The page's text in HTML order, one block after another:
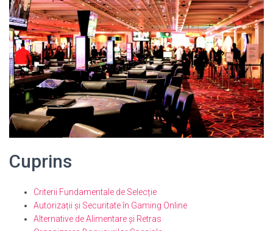
Cuprins
Criterii Fundamentale de Selecție
Autorizații și Securitate în Gaming Online
Alternative de Alimentare și Retras